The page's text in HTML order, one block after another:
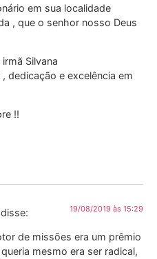
em sua localidade
, que o senhor nosso Deus
Silvana
dedicação e excelência em
!!
disse: 19/08/2019 às 15:29
de missões era um prêmio
mesmo era ser radical,